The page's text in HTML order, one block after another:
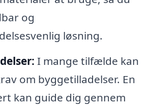
og
løsning.
I mange tilfælde kan
om byggetilladelser. En
kan guide dig gennem